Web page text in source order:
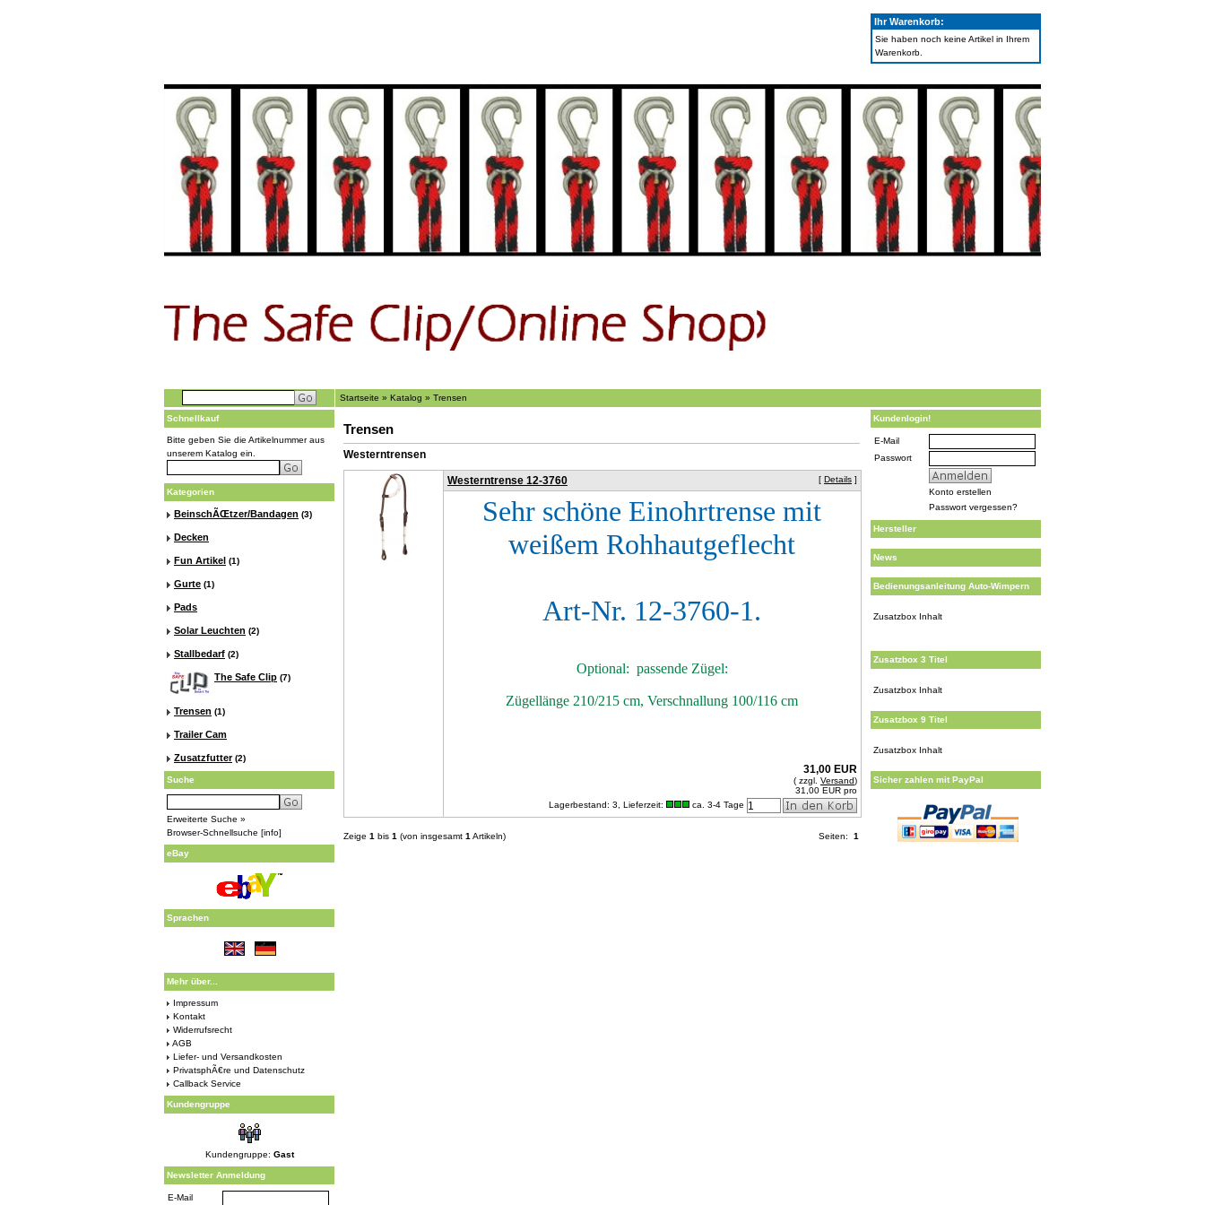
Ihr Warenkorb:
Sie haben noch keine Artikel in Ihrem
Warenkorb.
Startseite » Katalog » Trensen
Schnellkauf
Bitte geben Sie die Artikelnummer aus
unserem Katalog ein.
Kategorien
BeinschÃŒtzer/Bandagen (3)
Decken
Fun Artikel (1)
Gurte (1)
Pads
Solar Leuchten (2)
Stallbedarf (2)
The Safe Clip (7)
Trensen (1)
Trailer Cam
Zusatzfutter (2)
Suche
Erweiterte Suche »
Browser-Schnellsuche [info]
eBay
Sprachen
Mehr über...
Impressum
Kontakt
Widerrufsrecht
AGB
Liefer- und Versandkosten
PrivatsphÃ€re und Datenschutz
Callback Service
Kundengruppe
Kundengruppe: Gast
Newsletter Anmeldung
E-Mail
Kundenlogin!
E-Mail
Passwort
Konto erstellen
Passwort vergessen?
Hersteller
News
Bedienungsanleitung Auto-Wimpern
Zusatzbox Inhalt
Zusatzbox 3 Titel
Zusatzbox Inhalt
Zusatzbox 9 Titel
Zusatzbox Inhalt
Sicher zahlen mit PayPal
Trensen
Westerntrensen
[Details ]
Westerntrense 12-3760
Sehr schöne Einohrtrense mit
weißem Rohhautgeflecht
Art-Nr. 12-3760-1.
Optional: passende Zügel:
Zügellänge 210/215 cm, Verschnallung 100/116 cm
31,00 EUR
( zzgl.Versand)
31,00 EUR pro
Lagerbestand: 3,
Lieferzeit: ca. 3-4 Tage
Zeige 1 bis 1 (von insgesamt 1 Artikeln) Seiten:1